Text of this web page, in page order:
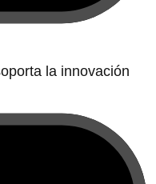
la innovación